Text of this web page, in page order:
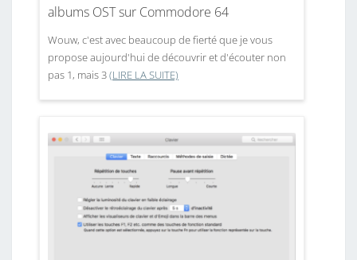
albums OST sur Commodore 64
Wouw, c'est avec beaucoup de fierté que je vous
propose aujourd'hui de découvrir et d'écouter non
pas 1, mais 3(LIRE LA SUITE)